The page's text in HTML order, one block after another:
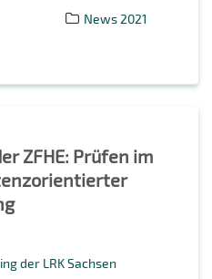
News 2021
ZFHE: Prüfen im
der LRK Sachsen